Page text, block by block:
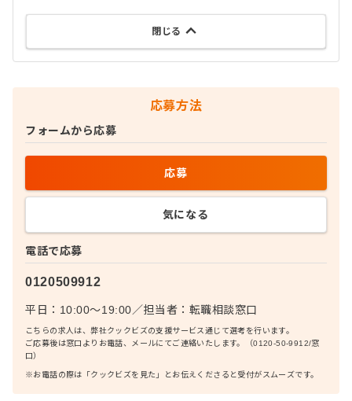
閉じる
応募方法
電話で応募
0120509912
平日：10:00〜19:00／担当者： 転職相談窓口
こちらの求人は、弊社クックビズの支援サービス通じて選考を行います。
ご応募後は窓口よりお電話、メールにてご連絡いたします。（0120-50-9912/窓
口）
※お電話の際は「クックビズを見た」とお伝えくださると受付がスムーズです。
フォームから応募
応募
気になる